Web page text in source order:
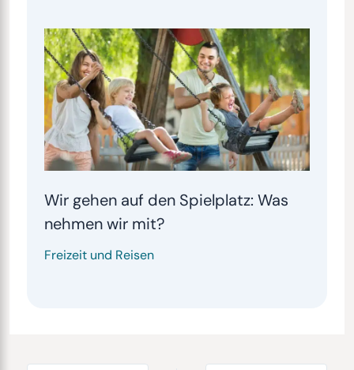
Wir gehen auf den Spielplatz: Was
nehmen wir mit?
Freizeit und Reisen